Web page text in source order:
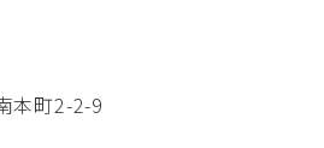
本町2-2-9